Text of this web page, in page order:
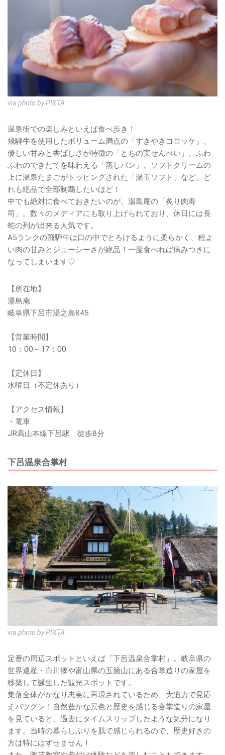
via photo by PIXTA
温泉街での楽しみといえば食べ歩き！
飛騨牛を使用したボリューム満点の「すきやきコロッケ」、
優しい甘みと香ばしさが特徴の「とちの実せんべい」、ふわ
ふわのできたてを味わえる「蒸しパン」、ソフトクリームの
上に温泉たまごがトッピングされた「温玉ソフト」など、ど
れも絶品で全部制覇したいほど！
中でも絶対に食べておきたいのが、湯島庵の「炙り肉寿
司」。数々のメディアにも取り上げられており、休日には長
蛇の列が出来る人気です。
A5ランクの飛騨牛は口の中でとろけるように柔らかく、程よ
い肉の甘みとジューシーさが絶品！一度食べれば病みつきに
なってしまいます♡
【所在地】
湯島庵
岐阜県下呂市湯之島845
【営業時間】
10：00～17：00
【定休日】
水曜日（不定休あり）
【アクセス情報】
・電車
JR高山本線下呂駅 徒歩8分
下呂温泉合掌村
via photo by PIXTA
定番の周辺スポットといえば「下呂温泉合掌村」。岐阜県の
世界遺産・白川郷や富山県の五箇山にある合掌造りの家屋を
移築して誕生した観光スポットです。
集落全体がかなり忠実に再現されているため、大迫力で見応
えバツグン！自然豊かな景色と歴史を感じる合掌造りの家屋
を見ていると、過去にタイムスリップしたような気分になり
ます。当時の暮らしぶりを肌で感じられるので、歴史好きの
方は特にはずせません！